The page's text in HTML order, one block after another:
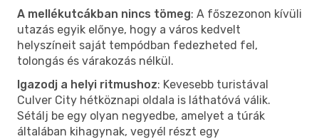
A mellékutcákban nincs tömeg: A főszezonon kívüli
utazás egyik előnye, hogy a város kedvelt
helyszíneit saját tempódban fedezheted fel,
tolongás és várakozás nélkül.
Igazodj a helyi ritmushoz: Kevesebb turistával
Culver City hétköznapi oldala is láthatóvá válik.
Sétálj be egy olyan negyedbe, amelyet a túrák
általában kihagynak, vegyél részt egy